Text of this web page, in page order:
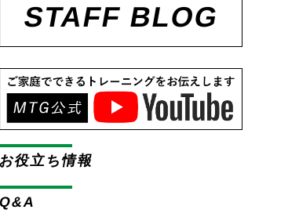
STAFF BLOG
お役立ち情報
Q&A